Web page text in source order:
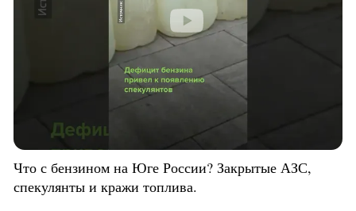
Что с бензином на Юге России? Закрытые АЗС,
спекулянты и кражи топлива.